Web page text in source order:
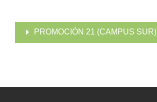
PROMOCIÓN 21 (CAMPUS SUR)